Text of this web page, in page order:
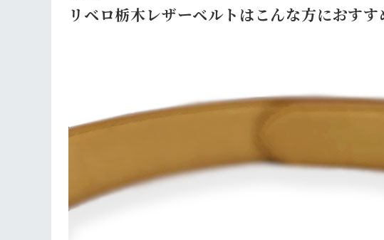
リベロ栃木レザーベルトはこんな方におすす